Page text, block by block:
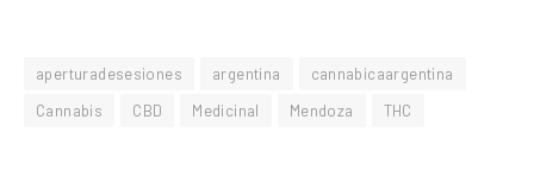
aperturadesesiones argentina
cannabicaargentina
Cannabis
CBD Medicinal Mendoza THC